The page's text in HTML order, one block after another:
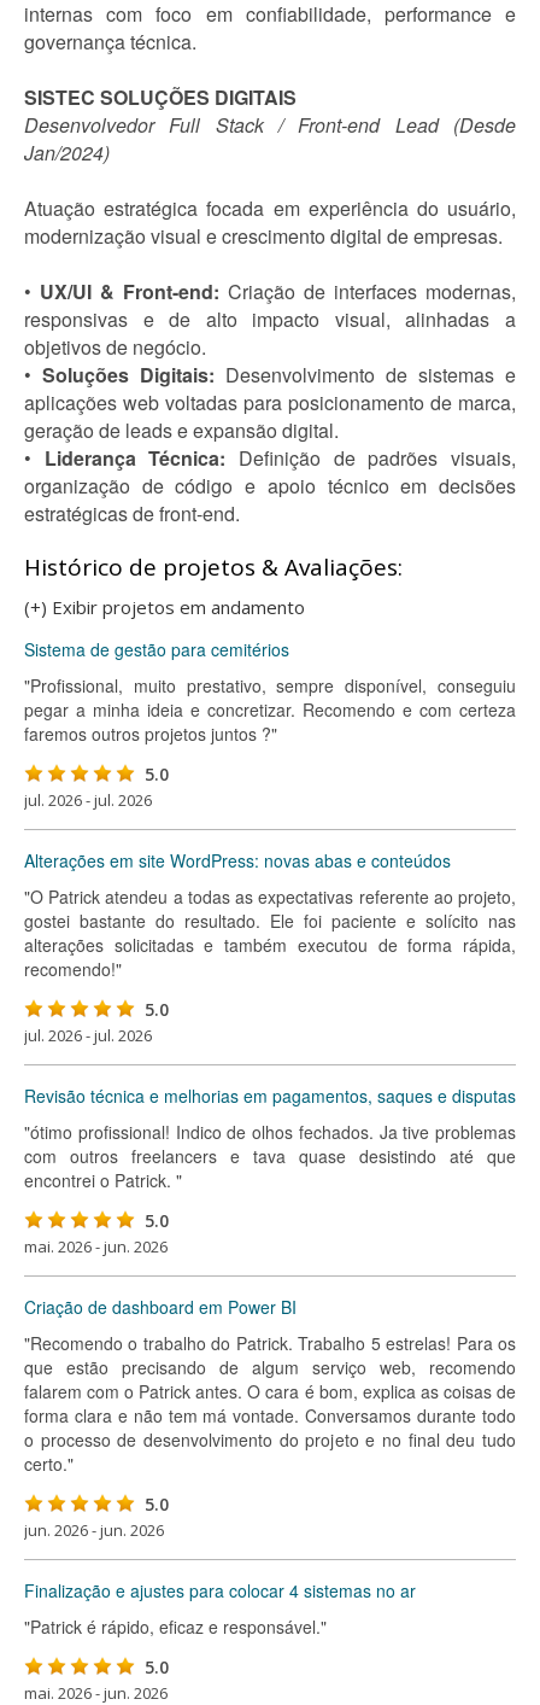
internas com foco em confiabilidade, performance e
governança técnica.
SISTEC SOLUÇÕES DIGITAIS
Desenvolvedor Full Stack / Front-end Lead (Desde
Jan/2024)
Atuação estratégica focada em experiência do usuário,
modernização visual e crescimento digital de empresas.
• UX/UI & Front-end: Criação de interfaces modernas,
responsivas e de alto impacto visual, alinhadas a
objetivos de negócio.
• Soluções Digitais: Desenvolvimento de sistemas e
aplicações web voltadas para posicionamento de marca,
geração de leads e expansão digital.
• Liderança Técnica: Definição de padrões visuais,
organização de código e apoio técnico em decisões
estratégicas de front-end.
Histórico de projetos & Avaliações:
(+) Exibir projetos em andamento
Sistema de gestão para cemitérios
"Profissional, muito prestativo, sempre disponível, conseguiu
pegar a minha ideia e concretizar. Recomendo e com certeza
faremos outros projetos juntos ?"
5.0
jul. 2026 - jul. 2026
Alterações em site WordPress: novas abas e conteúdos
"O Patrick atendeu a todas as expectativas referente ao projeto,
gostei bastante do resultado. Ele foi paciente e solícito nas
alterações solicitadas e também executou de forma rápida,
recomendo!"
5.0
jul. 2026 - jul. 2026
Revisão técnica e melhorias em pagamentos, saques e disputas
"ótimo profissional! Indico de olhos fechados. Ja tive problemas
com outros freelancers e tava quase desistindo até que
encontrei o Patrick. "
5.0
mai. 2026 - jun. 2026
Criação de dashboard em Power BI
"Recomendo o trabalho do Patrick. Trabalho 5 estrelas! Para os
que estão precisando de algum serviço web, recomendo
falarem com o Patrick antes. O cara é bom, explica as coisas de
forma clara e não tem má vontade. Conversamos durante todo
o processo de desenvolvimento do projeto e no final deu tudo
certo."
5.0
jun. 2026 - jun. 2026
Finalização e ajustes para colocar 4 sistemas no ar
"Patrick é rápido, eficaz e responsável."
5.0
mai. 2026 - jun. 2026